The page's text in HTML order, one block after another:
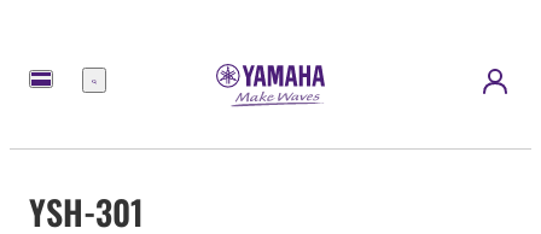
Menü
YSH-301